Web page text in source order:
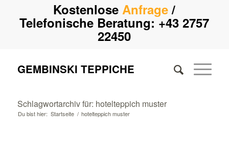
KostenloseAnfrage/
Telefonische Beratung:+43 2757
22450
GEMBINSKI TEPPICHE
Schlagwortarchiv für: hotelteppich muster
Du bist hier: Startseite / hotelteppich muster